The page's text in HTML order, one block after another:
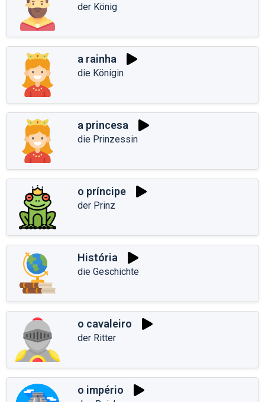
der König
a rainha
die Königin
a princesa
die Prinzessin
o príncipe
der Prinz
História
die Geschichte
o cavaleiro
der Ritter
o império